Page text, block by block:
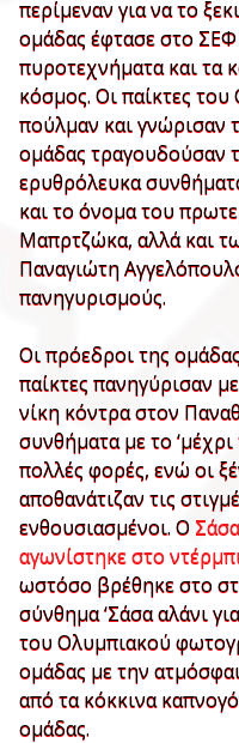
περίμεναν για να το
ομάδας έφτασε στο ΣΕΦ
πυροτεχνήματα και τα
κόσμος. Οι παίκτες
πούλμαν και γνώρισαν
ομάδας τραγουδούσαν
ερυθρόλευκα
και το όνομα του
Μαπρτζώκα, αλλά και
Παναγιώτη
πανηγυρισμούς.
Οι πρόεδροι της
παίκτες πανηγύρισαν
νίκη κόντρα στον
συνθήματα με το
πολλές φορές, ενώ οι
αποθανάτιζαν τις
ενθουσιασμένοι. Ο
αγωνίστηκε στο
ωστόσο βρέθηκε στο
σύνθημα ‘Σάσα αλάνι
του Ολυμπιακού
ομάδας με την
από τα κόκκινα
ομάδας.